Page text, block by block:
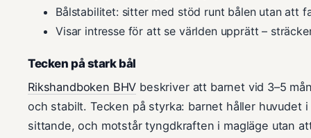
Bålstabilitet: sitter med stöd runt bålen utan att
Visar intresse för att se världen upprätt –
Tecken på stark bål
Rikshandboken BHV beskriver att barnet vid 3–5
och stabilt. Tecken på styrka: barnet håller huvudet
sittande, och motstår tyngdkraften i magläge utan